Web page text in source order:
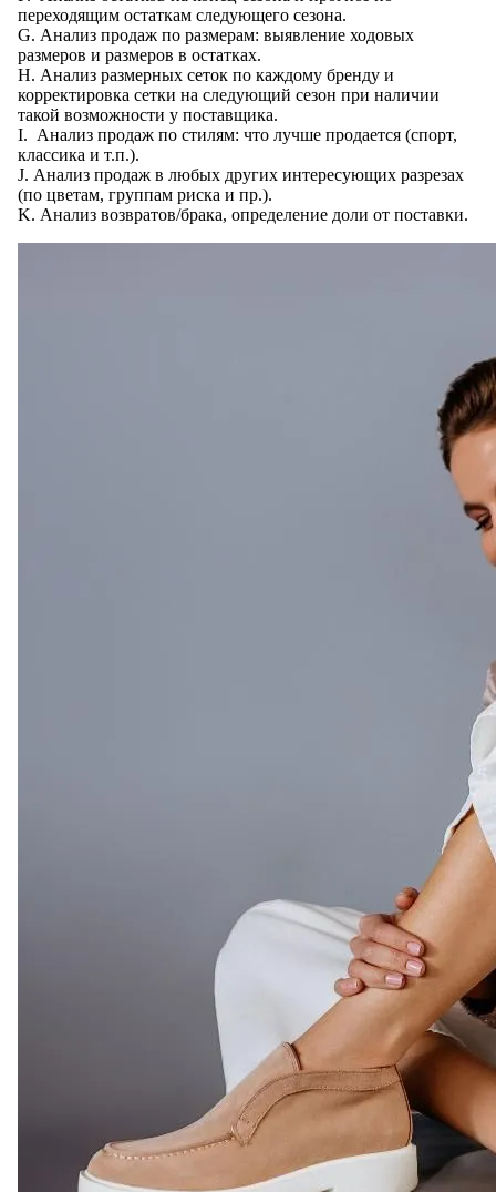
переходящим остаткам следующего сезона.
G. Анализ продаж по размерам: выявление ходовых
размеров и размеров в остатках.
H. Анализ размерных сеток по каждому бренду и
корректировка сетки на следующий сезон при наличии
такой возможности у поставщика.
I. Анализ продаж по стилям: что лучше продается (спорт,
классика и т.п.).
J. Анализ продаж в любых других интересующих разрезах
(по цветам, группам риска и пр.).
K. Анализ возвратов/брака, определение доли от поставки.